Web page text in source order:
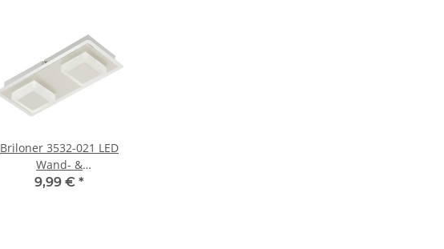
Briloner 3532-021 LED
Wand- &
Deckenleuchte 2 x 4,8W
9,99 € *